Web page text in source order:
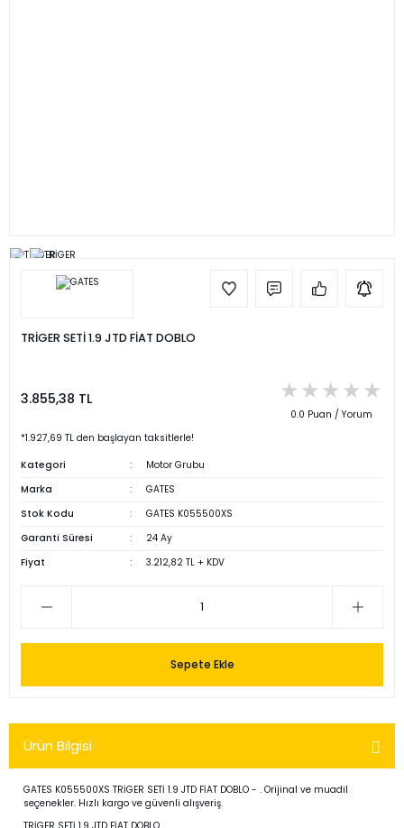
TRİGER SETİ 1.9 JTD FİAT DOBLO
3.855,38 TL
0.0 Puan / Yorum
*1.927,69 TL den başlayan taksitlerle!
Kategori
Motor Grubu
Marka
GATES
Stok Kodu
GATES K055500XS
Garanti Süresi
24 Ay
Fiyat
3.212,82 TL + KDV
Sepete Ekle
Ürün Bilgisi
GATES K055500XS TRİGER SETİ 1.9 JTD FİAT DOBLO - . Orijinal ve muadil
seçenekler. Hızlı kargo ve güvenli alışveriş.